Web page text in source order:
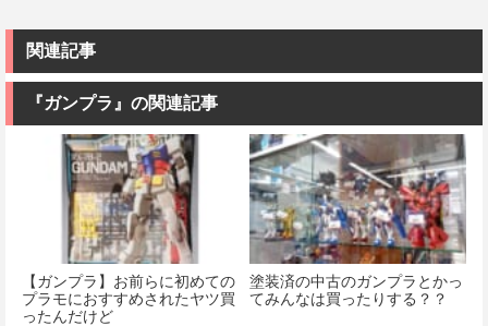
関連記事
『ガンプラ』の関連記事
【ガンプラ】お前らに初めての
プラモにおすすめされたヤツ買
ったんだけど
塗装済の中古のガンプラとかっ
てみんなは買ったりする？？